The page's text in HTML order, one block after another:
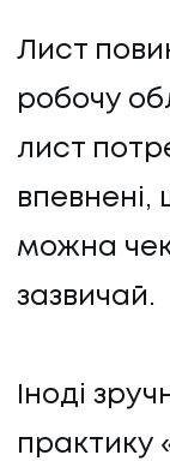
Лист
робочу
лист
впевнені,
можна
зазвичай.
Іноді
практику